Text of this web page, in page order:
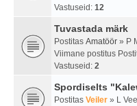
Vastuseid: 12
Tuvastada märk
Postitas Amatöör » P
Viimane postitus
Vastuseid: 2
Spordiselts
Postitas Veiler » L